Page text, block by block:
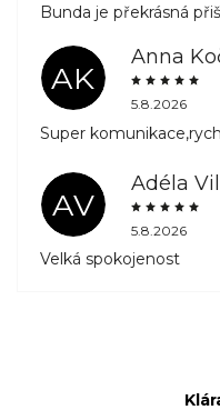
Bunda je překrásná
AK
Anna
5.8.2026
Super
AV
Adéla
5.8.2026
Velká spokojenost